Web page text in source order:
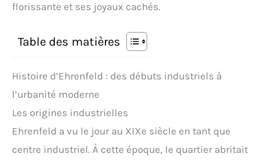
florissante et ses joyaux cachés.
Table des matières
Histoire d’Ehrenfeld : des débuts industriels à
l’urbanité moderne
Les origines industrielles
Ehrenfeld a vu le jour au XIXe siècle en tant que
centre industriel. À cette époque, le quartier abritait